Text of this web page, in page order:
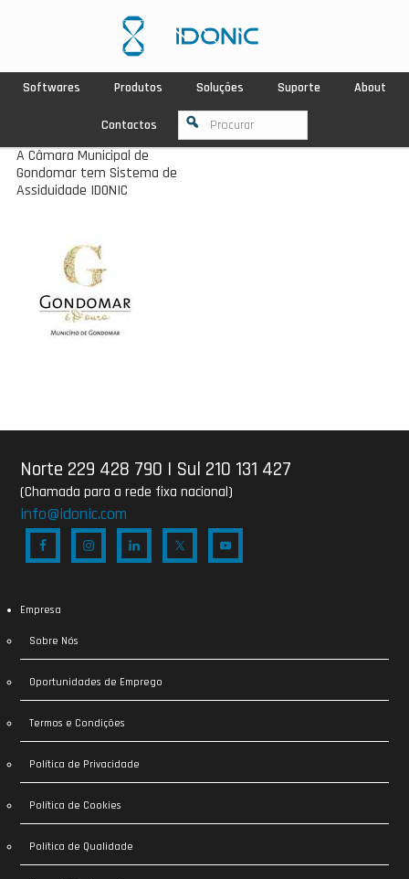
Softwares Produtos Soluções Suporte About
Contactos
A Câmara Municipal de
Gondomar tem Sistema de
Assiduidade IDONIC
Norte 229 428 790 | Sul 210 131 427
(Chamada para a rede fixa nacional)
info@idonic.com
Empresa
Sobre Nós
Oportunidades de Emprego
Termos e Condições
Política de Privacidade
Política de Cookies
Política de Qualidade